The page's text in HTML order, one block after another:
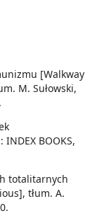
[Walkway
M. Sułowski,
BOOKS,
totalitarnych
tłum. A.